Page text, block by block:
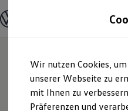
Hauptinhalt
springen
Footer
springen
Modelle und Konfigurator
Modelle vergleichen
Elektroautos
ENERGY
Nutzfahrzeuge
SUV und CUV
Wir nutzen Cookies,
unserer Webseite zu
mit Ihnen zu
Präferenzen und